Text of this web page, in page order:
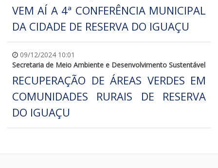
VEM AÍ A 4ª CONFERÊNCIA MUNICIPAL
DA CIDADE DE RESERVA DO IGUAÇU
09/12/2024 10:01
Secretaria de Meio Ambiente e Desenvolvimento Sustentável
RECUPERAÇÃO DE ÁREAS VERDES EM
COMUNIDADES RURAIS DE RESERVA
DO IGUAÇU